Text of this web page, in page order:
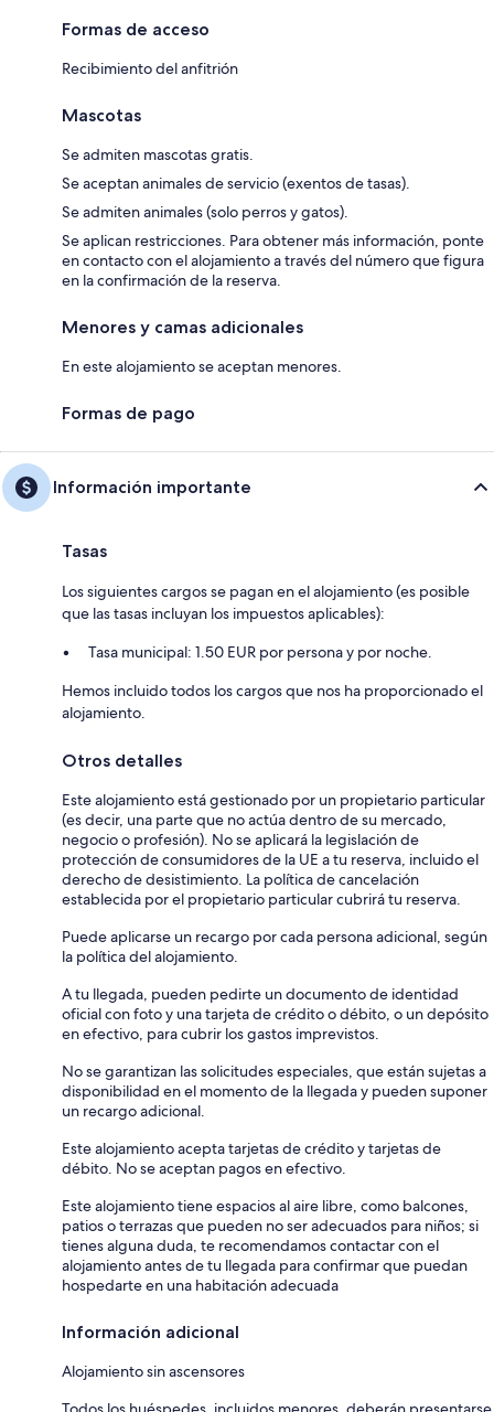
Formas de acceso
Recibimiento del anfitrión
Mascotas
Se admiten mascotas gratis.
Se aceptan animales de servicio (exentos de tasas).
Se admiten animales (solo perros y gatos).
Se aplican restricciones. Para obtener más información, ponte
en contacto con el alojamiento a través del número que figura
en la confirmación de la reserva.
Menores y camas adicionales
En este alojamiento se aceptan menores.
Formas de pago
Información importante
Tasas
Los siguientes cargos se pagan en el alojamiento (es posible
que las tasas incluyan los impuestos aplicables):
Tasa municipal: 1.50 EUR por persona y por noche.
Hemos incluido todos los cargos que nos ha proporcionado el
alojamiento.
Otros detalles
Este alojamiento está gestionado por un propietario particular
(es decir, una parte que no actúa dentro de su mercado,
negocio o profesión). No se aplicará la legislación de
protección de consumidores de la UE a tu reserva, incluido el
derecho de desistimiento. La política de cancelación
establecida por el propietario particular cubrirá tu reserva.
Puede aplicarse un recargo por cada persona adicional, según
la política del alojamiento.
A tu llegada, pueden pedirte un documento de identidad
oficial con foto y una tarjeta de crédito o débito, o un depósito
en efectivo, para cubrir los gastos imprevistos.
No se garantizan las solicitudes especiales, que están sujetas a
disponibilidad en el momento de la llegada y pueden suponer
un recargo adicional.
Este alojamiento acepta tarjetas de crédito y tarjetas de
débito. No se aceptan pagos en efectivo.
Este alojamiento tiene espacios al aire libre, como balcones,
patios o terrazas que pueden no ser adecuados para niños; si
tienes alguna duda, te recomendamos contactar con el
alojamiento antes de tu llegada para confirmar que puedan
hospedarte en una habitación adecuada
Información adicional
Alojamiento sin ascensores